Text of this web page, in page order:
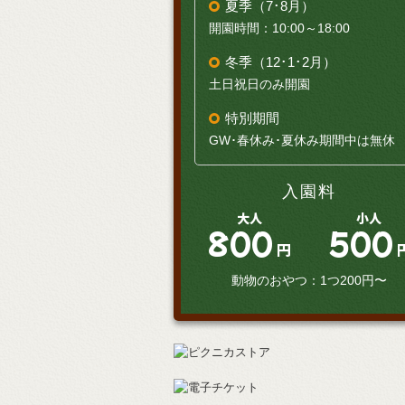
夏季（7･8月）
開園時間：10:00～18:00
冬季（12･1･2月）
土日祝日のみ開園
特別期間
GW･春休み･夏休み期間中は無休
入園料
大人
800 円
小人
500
動物のおやつ：1つ200円〜